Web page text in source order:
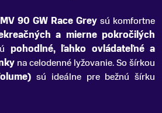
90 GW Race Grey sú komfortne
a mierne pokročilých
pohodlné, ľahko ovládateľné a
na celodenné lyžovanie.So šírkou
sú ideálne pre bežnú šírku